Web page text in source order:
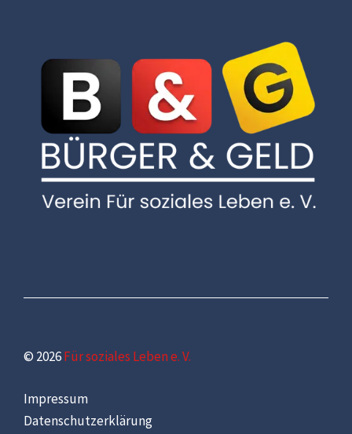
© 2026Für soziales Leben e. V.
Impressum
Datenschutzerklärung